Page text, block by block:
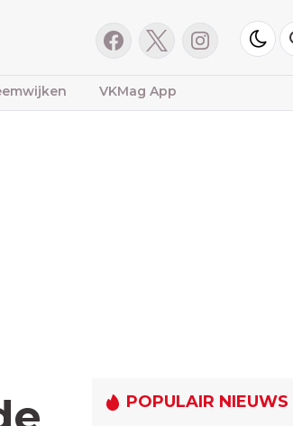
VKMag App
POPULAIR NIEUWS